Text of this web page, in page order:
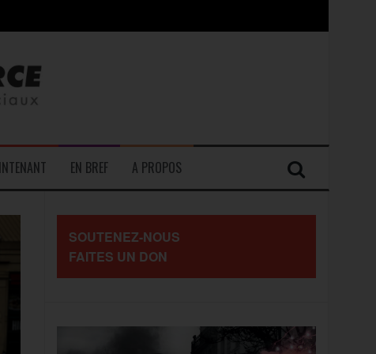
contre les travailleurs »
EN BREF A PROPOS
SOUTENEZ-NOUS
FAITES UN DON